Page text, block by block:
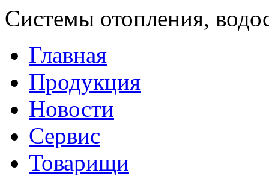
Системы отопления,
Главная
Продукция
Новости
Сервис
Товарищи